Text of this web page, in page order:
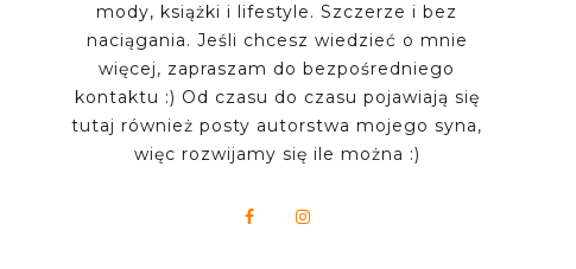
mody, książki i lifestyle. Szczerze i bez
naciągania. Jeśli chcesz wiedzieć o mnie
więcej, zapraszam do bezpośredniego
kontaktu :) Od czasu do czasu pojawiają się
tutaj również posty autorstwa mojego syna,
więc rozwijamy się ile można :)